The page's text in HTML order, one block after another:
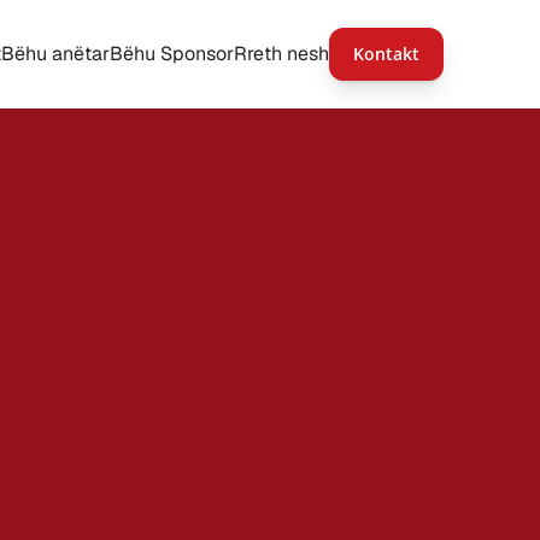
Bëhu anëtarBëhu SponsorRreth nesh Kontakt